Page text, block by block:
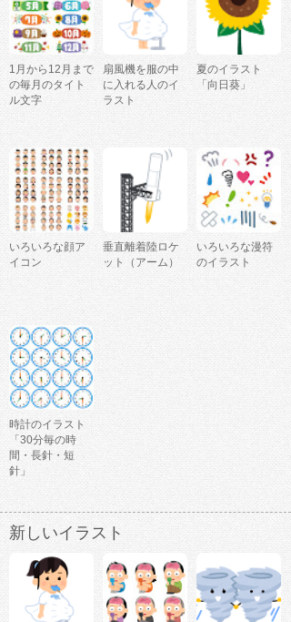
1月から12月まで
の毎月のタイト
ル文字
扇風機を服の中
に入れる人のイ
ラスト
夏のイラスト
「向日葵」
いろいろな顔ア
イコン
垂直離着陸ロケ
ット（アーム）
いろいろな漫符
のイラスト
時計のイラスト
「30分毎の時
間・長針・短
針」
新しいイラスト